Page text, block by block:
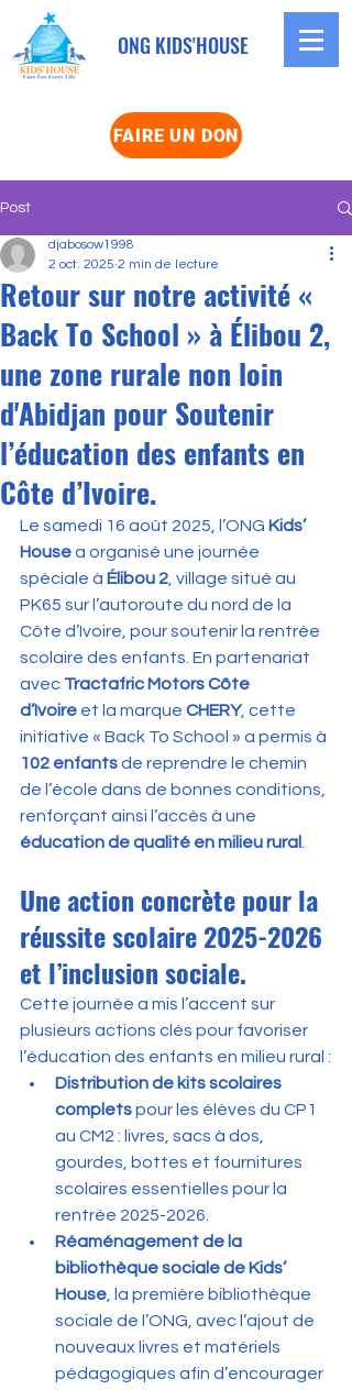
ONG KIDS'HOUSE
FAIRE UN DON
Post
Retour sur notre activité «
Back To School » à Élibou 2,
une zone rurale non loin
d'Abidjan pour Soutenir
l’éducation des enfants en
Côte d’Ivoire.
djabosow1998
2 oct. 2025 2 min de lecture
Le samedi 16 août 2025, l’ONG Kids’
House a organisé une journée
spéciale à Élibou 2 , village situé au
PK65 sur l’autoroute du nord de la
Côte d’Ivoire, pour soutenir la rentrée
scolaire des enfants. En partenariat
avec Tractafric Motors Côte
d’Ivoire et la marque CHERY, cette
initiative « Back To School » a permis à
102 enfants de reprendre le chemin
de l’école dans de bonnes conditions,
renforçant ainsi l’accès à une
éducation de qualité en milieu rural
Une action concrète pour la
réussite scolaire 2025-2026
et l’inclusion sociale.
Cette journée a mis l’accent sur
plusieurs actions clés pour favoriser
l’éducation des enfants en milieu rural :
Distribution de kits scolaires
complets pour les élèves du CP1
au CM2 : livres, sacs à dos,
gourdes, bottes et fournitures
scolaires essentielles pour la
rentrée 2025-2026.
Réaménagement de la
bibliothèque sociale de Kids’
House , la première bibliothèque
sociale de l’ONG, avec l’ajout de
nouveaux livres et matériels
pédagogiques afin d’encourager